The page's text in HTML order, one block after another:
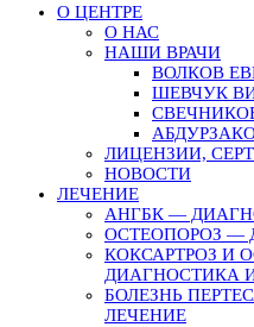
О ЦЕНТРЕ
О НАС
НАШИ ВРАЧИ
ВОЛКОВ
ШЕВЧУК
ЛИЦЕНЗИИ,
НОВОСТИ
ЛЕЧЕНИЕ
АНГБК —
ОСТЕОПОРОЗ —
КОКСАРТРОЗ И
ДИАГНОСТИКА
БОЛЕЗНЬ
ЛЕЧЕНИЕ